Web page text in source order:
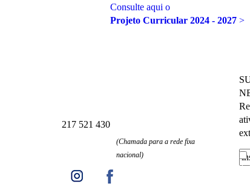
Consulte aqui o
Projeto Curricular 2024 - 2027 >
217 521 430
(Chamada para a rede fixa
nacional)